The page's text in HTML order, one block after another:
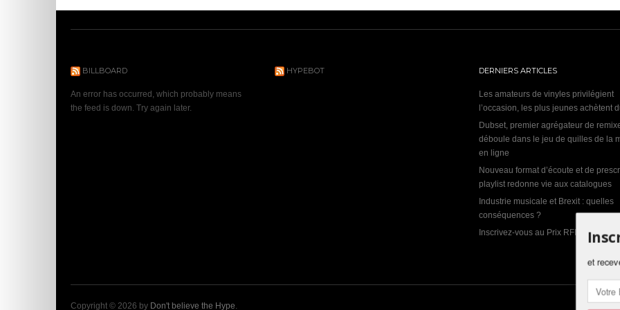
BILLBOARD
An error has occurred, which probably means
the feed is down. Try again later.
HYPEBOT DERNIERS ARTICLES
Les amateurs de vinyles privilégient
l’occasion, les plus jeunes achètent
Dubset, premier agrégateur de
déboule dans le jeu de quilles de la
en ligne
Nouveau format d’écoute et de
playlist redonne vie aux catalogues
Industrie musicale et Brexit : quelles
conséquences ?
Inscrivez-vous au Prix RFI
Copyright © 2026 by Don't believe the Hype
et